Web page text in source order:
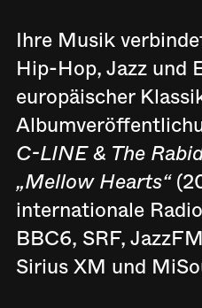
Ihre Musik
Hip-Hop, Jazz und
europäischer
C-LINE & The
„Mellow Hearts“
internationale
BBC6, SRF,
Sirius XM und